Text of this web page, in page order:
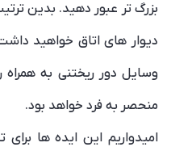
بزرگ تر عبور دهید. بدین
دیوار های اتاق خواهید
وسایل دور ریختنی به
منحصر به فرد خواهد بود.
امیدواریم این ایده ها